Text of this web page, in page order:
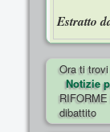
Estratto
Ora ti
Notizie
dibattito